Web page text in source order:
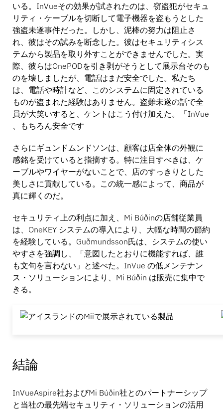
いる。InVueその効果が試されたのは、窃盗犯がセキュ
リティ・ケーブルを切断して電子機器を盗もうとした
強盗未遂事件だった。しかし、泥棒の努力は阻止さ
れ、彼はその試みを断念した。彼はセキュリティシス
テムから製品を取り外すことができませんでした。実
際、彼らはOnePODを引き剥がそうとして展示台そのも
のを壊しましたが、電話はまだ安全でした。私たち
は、電話や時計など、このシステムに固定されている
ものが盗まれた経験はありません。盗難未遂の話で全
員が大笑いすると、ケントはこう付け加えた。「InVue
、もちろん安全です
さらにギュンドムンドソンは、顧客は店全体の外観に
感銘を受けていると指摘する。特に注目すべきは、ケ
ーブルやワイヤーがないことで、店のすっきりとした
美しさに貢献している。この統一感によって、商品が
真に輝くのだ。
セキュリティ上の利点に加え、Mi Búðinの店舗従業員
は、OneKEY システムの導入により、大幅な時間の節約
を経験している。Guðmundsson氏は、システムの使い
やすさを強調し、「意図したとおりに機能すれば、誰
も文句を言わない」と述べた。InVue の低メンテナン
ス・ソリューションにより、Mi Búðin は販売に集中で
きる。
結論
InVueAspire社およびMi Búðin社とのパートナーシップ
と当社の最先端セキュリティ・ソリューションの活用